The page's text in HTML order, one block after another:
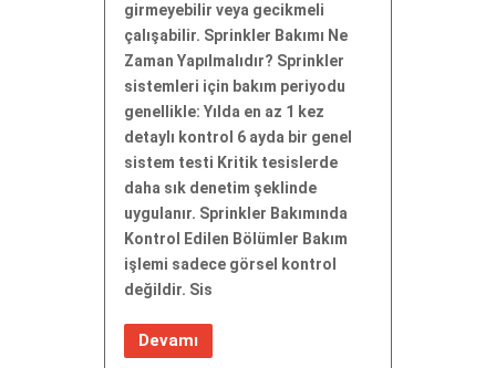
girmeyebilir veya gecikmeli
çalışabilir. Sprinkler Bakımı Ne
Zaman Yapılmalıdır? Sprinkler
sistemleri için bakım periyodu
genellikle: Yılda en az 1 kez
detaylı kontrol 6 ayda bir genel
sistem testi Kritik tesislerde
daha sık denetim şeklinde
uygulanır. Sprinkler Bakımında
Kontrol Edilen Bölümler Bakım
işlemi sadece görsel kontrol
değildir. Sis
Devamı